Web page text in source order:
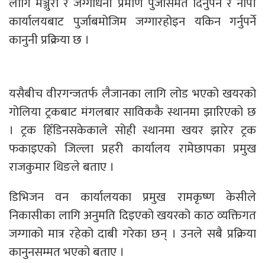
कार्यालयबाट पुर्जाबमोजिम जग्गारहोइन यकिन गर्नुपर्ने
कानुनी प्रक्रिया छ ।
यसैबीच वीरगन्जतर्फ लैजानका लागि लोड भएको खयरको
गोलिया ट्रकबाट मंगलबार साविककै स्थानमा झारिएको छ
। ट्रक हिँडिनसकेकाले सोही स्थानमा खयर झारेर ट्रक
फकाइएको जिल्ला प्रहरी कार्यालय रामेछापका प्रमुख
राजकुमार थिङले बताए ।
डिभिजन वन कार्यालयका प्रमुख रामकृष्ण केसीले
निकासीका लागि अनुमति दिइएको खयरको काठ व्यक्तिगत
जग्गाको मात्र रहेको दाबी गरेका छन् । उनले सबै प्रक्रिया
कानुनसम्मत भएको बताए ।